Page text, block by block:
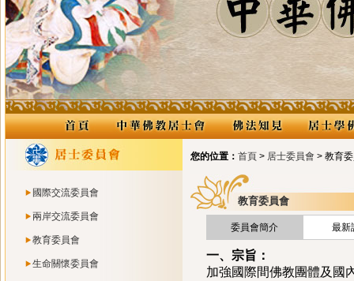
國際交流委員會
兩岸交流委員會
教育委員會
生命關懷委員會
您的位置： 首頁 > 居士委員會 > 教育
教育委員會
委員會簡介 最新
一、宗旨：
加強國際間佛教團體及國